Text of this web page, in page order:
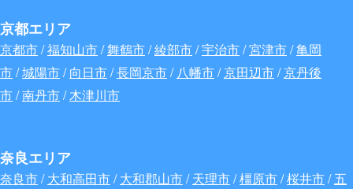
京都エリア
京都市/福知山市/舞鶴市/綾部市/宇治市/宮津市/亀岡
市/城陽市/向日市/長岡京市/ 八幡市/京田辺市/京丹後
市/南丹市/木津川市
奈良エリア
奈良市/大和高田市/大和郡山市/天理市/橿原市/桜井市/五